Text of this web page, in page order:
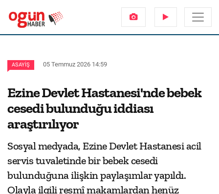
ASAYIŞ 05 Temmuz 2026 14:59
Ezine Devlet Hastanesi'nde bebek
cesedi bulunduğu iddiası
araştırılıyor
Sosyal medyada, Ezine Devlet Hastanesi acil
servis tuvaletinde bir bebek cesedi
bulunduğuna ilişkin paylaşımlar yapıldı.
Olayla ilgili resmî makamlardan henüz